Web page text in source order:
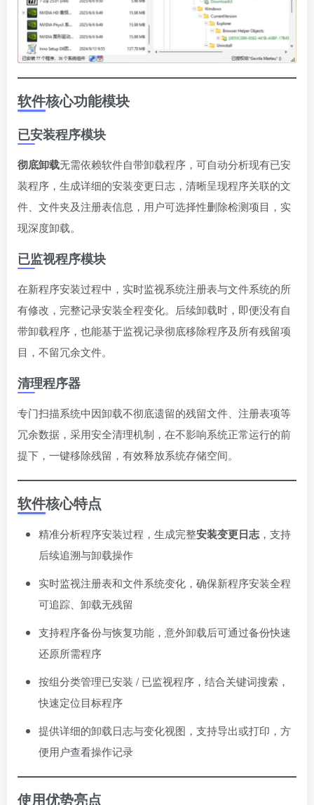
软件核心功能模块
已安装程序模块
彻底卸载无需依赖软件自带卸载程序，可自动分析现有已安
装程序，生成详细的安装变更日志，清晰呈现程序关联的文
件、文件夹及注册表信息，用户可选择性删除检测项目，实
现深度卸载。
已监视程序模块
在新程序安装过程中，实时监视系统注册表与文件系统的所
有修改，完整记录安装全程变化。后续卸载时，即便没有自
带卸载程序，也能基于监视记录彻底移除程序及所有残留项
目，不留冗余文件。
清理程序器
专门扫描系统中因卸载不彻底遗留的残留文件、注册表项等
冗余数据，采用安全清理机制，在不影响系统正常运行的前
提下，一键移除残留，有效释放系统存储空间。
软件核心特点
精准分析程序安装过程，生成完整安装变更日志，支持
后续追溯与卸载操作
实时监视注册表和文件系统变化，确保新程序安装全程
可追踪、卸载无残留
支持程序备份与恢复功能，意外卸载后可通过备份快速
还原所需程序
按组分类管理已安装 / 已监视程序，结合关键词搜索，
快速定位目标程序
提供详细的卸载日志与变化视图，支持导出或打印，方
便用户查看操作记录
使用优势亮点